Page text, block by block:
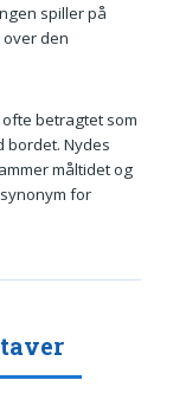
spiller på
den
betragtet som
bordet. Nydes
måltidet og
for